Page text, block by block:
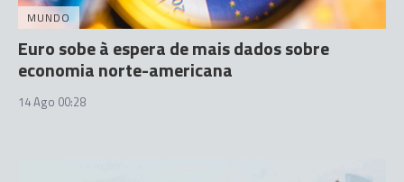
MUNDO
Euro sobe à espera de mais dados sobre
economia norte-americana
14 Ago 00:28